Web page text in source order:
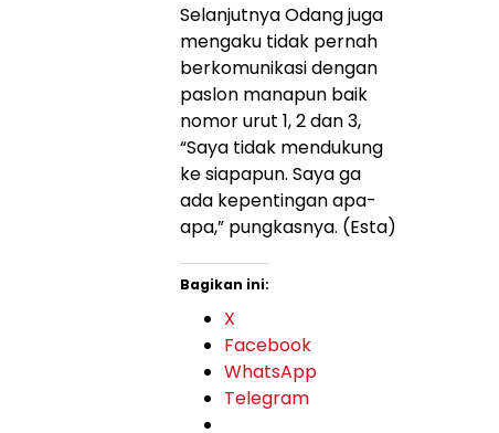
Selanjutnya Odang juga
mengaku tidak pernah
berkomunikasi dengan
paslon manapun baik
nomor urut 1, 2 dan 3,
“Saya tidak mendukung
ke siapapun. Saya ga
ada kepentingan apa-
apa,” pungkasnya. (Esta)
Bagikan ini:
X
Facebook
WhatsApp
Telegram